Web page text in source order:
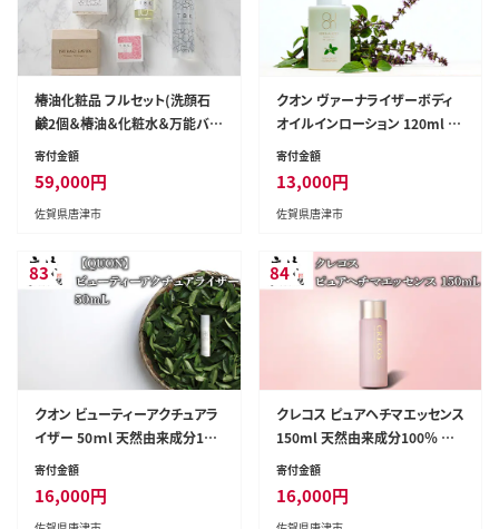
椿油化粧品 フルセット(洗顔石
鹸2個＆椿油＆化粧水＆万能バー
ム) 無添加 TBK基礎化粧品
寄付金額
59,000円
佐賀県唐津市
クオン ヴァーナライザーボディ
オイルインローション 120ml 天
然由来成分100％ QUON
寄付金額
13,000円
佐賀県唐津市
83
クオン ビューティーアクチュアラ
イザー 50ｍl 天然由来成分10
0％ オールインワンセラム QUO
寄付金額
16,000円
84
クレコス ピュアヘチマエッセンス
150ml 天然由来成分100％ 化
粧水 CRECOS
寄付金額
16,000円